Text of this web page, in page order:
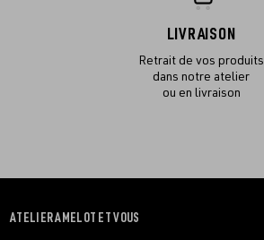
LIVRAISON
Retrait de vos produits
dans notre atelier
ou en livraison
OUVRIR
ATELIER AMELOT ET VOUS